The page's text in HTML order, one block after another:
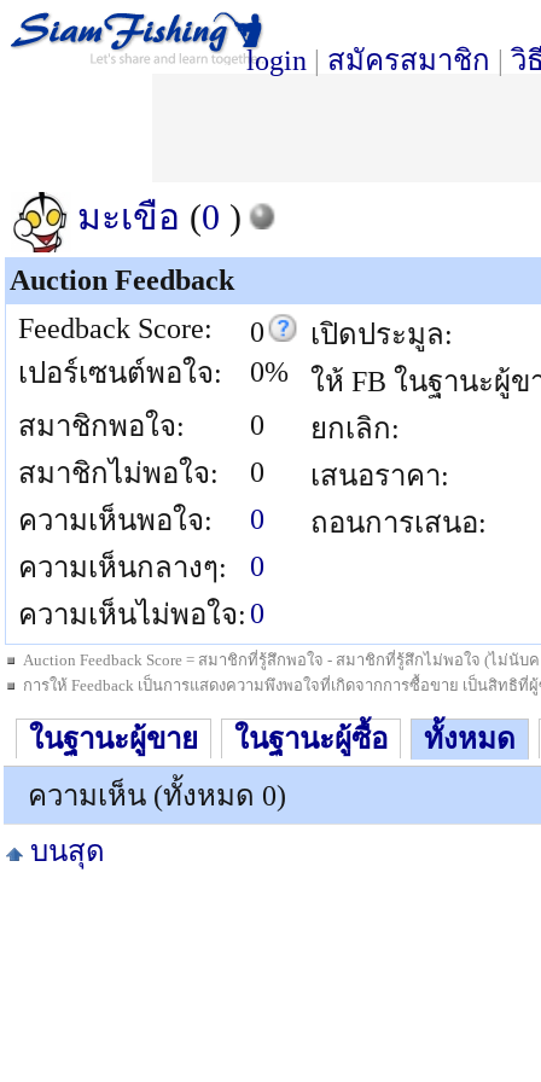
login | สมัครสมาชิก | วิ
มะเขือ (0 )
Auction Feedback
Feedback Score:
0
เปอร์เซนต์พอใจ:
0%
สมาชิกพอใจ:
0
สมาชิกไม่พอใจ:
0
ความเห็นพอใจ:
0
ความเห็นกลางๆ:
0
ความเห็นไม่พอใจ: 0
เปิดประมูล:
ให้ FB ในฐานะผู้ข
ยกเลิก:
เสนอราคา:
ถอนการเสนอ:
Auction Feedback Score = สมาชิกที่รู้สึกพอใจ - สมาชิกที่รู้สึกไม่พอใจ (ไม่นั
การให้ Feedback เป็นการแสดงความพึงพอใจที่เกิดจากการซื้อขาย เป็นสิทธิ
ในฐานะผู้ขาย ในฐานะผู้ซื้อ
ทั้งหมด
ความเห็น (ทั้งหมด 0)
บนสุด